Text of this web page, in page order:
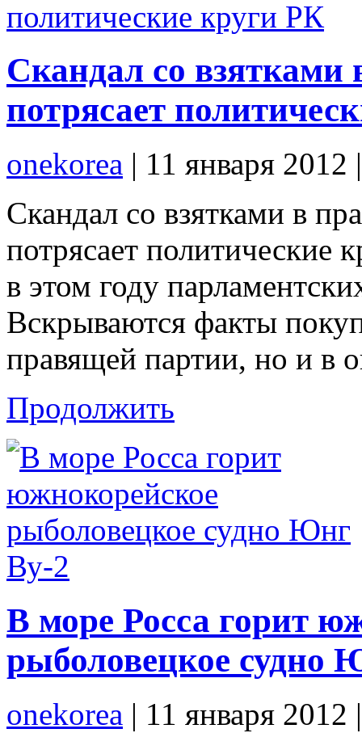
Скандал со
потрясает
onekorea | 11 января 2012
Скандал со взятками в
потрясает политические
в этом году
Вскрываются факты
правящей партии, но и в
Продолжить
В море Росса горит
рыболовецкое судно
onekorea | 11 января 2012